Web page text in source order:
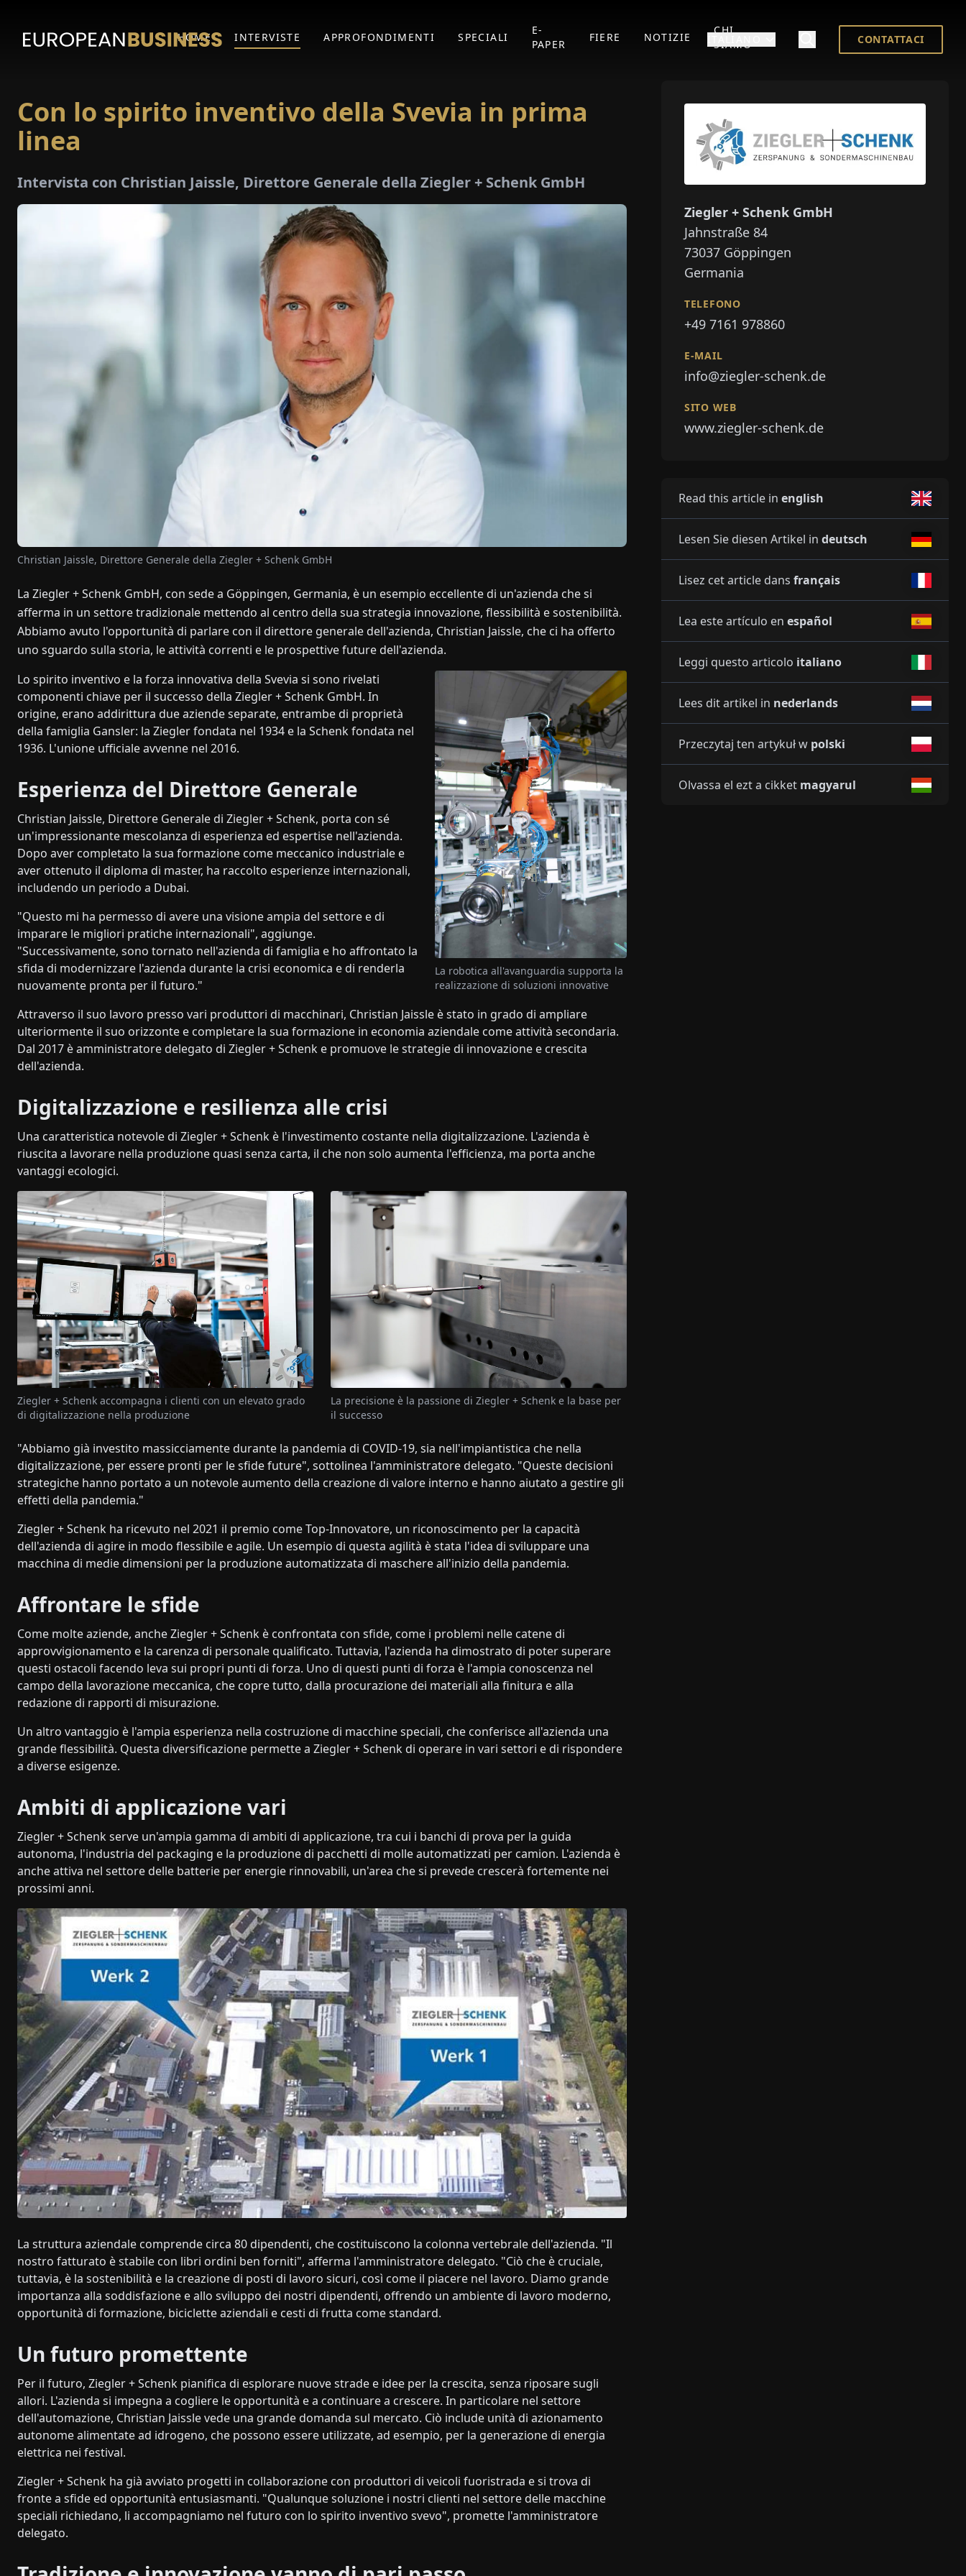
HOME INTERVISTE APPROFONDIMENTI SPECIALI
E-
PAPER
FIERE NOTIZIE
CHI
SIAMO
CONTATTACI
Con lo spirito inventivo della Svevia in prima
linea
Intervista con Christian Jaissle, Direttore Generale della Ziegler + Schenk GmbH
Christian Jaissle, Direttore Generale della Ziegler + Schenk GmbH
La Ziegler + Schenk GmbH, con sede a Göppingen, Germania, è un esempio eccellente di un'azienda che si
afferma in un settore tradizionale mettendo al centro della sua strategia innovazione, flessibilità e sostenibilità.
Abbiamo avuto l'opportunità di parlare con il direttore generale dell'azienda, Christian Jaissle, che ci ha offerto
uno sguardo sulla storia, le attività correnti e le prospettive future dell'azienda.
Lo spirito inventivo e la forza innovativa della Svevia si sono rivelati
componenti chiave per il successo della Ziegler + Schenk GmbH. In
origine, erano addirittura due aziende separate, entrambe di proprietà
della famiglia Gansler: la Ziegler fondata nel 1934 e la Schenk fondata nel
1936. L'unione ufficiale avvenne nel 2016.
Esperienza del Direttore Generale
Christian Jaissle, Direttore Generale di Ziegler + Schenk, porta con sé
un'impressionante mescolanza di esperienza ed espertise nell'azienda.
Dopo aver completato la sua formazione come meccanico industriale e
aver ottenuto il diploma di master, ha raccolto esperienze internazionali,
includendo un periodo a Dubai.
"Questo mi ha permesso di avere una visione ampia del settore e di
imparare le migliori pratiche internazionali", aggiunge.
"Successivamente, sono tornato nell'azienda di famiglia e ho affrontato la
sfida di modernizzare l'azienda durante la crisi economica e di renderla
nuovamente pronta per il futuro."
La robotica all'avanguardia supporta la
realizzazione di soluzioni innovative
Attraverso il suo lavoro presso vari produttori di macchinari, Christian Jaissle è stato in grado di ampliare
ulteriormente il suo orizzonte e completare la sua formazione in economia aziendale come attività secondaria.
Dal 2017 è amministratore delegato di Ziegler + Schenk e promuove le strategie di innovazione e crescita
dell'azienda.
Digitalizzazione e resilienza alle crisi
Una caratteristica notevole di Ziegler + Schenk è l'investimento costante nella digitalizzazione. L'azienda è
riuscita a lavorare nella produzione quasi senza carta, il che non solo aumenta l'efficienza, ma porta anche
vantaggi ecologici.
Ziegler + Schenk accompagna i clienti con un elevato grado
di digitalizzazione nella produzione
La precisione è la passione di Ziegler + Schenk e la base per
il successo
"Abbiamo già investito massicciamente durante la pandemia di COVID-19, sia nell'impiantistica che nella
digitalizzazione, per essere pronti per le sfide future", sottolinea l'amministratore delegato. "Queste decisioni
strategiche hanno portato a un notevole aumento della creazione di valore interno e hanno aiutato a gestire gli
effetti della pandemia."
Ziegler + Schenk ha ricevuto nel 2021 il premio come Top-Innovatore, un riconoscimento per la capacità
dell'azienda di agire in modo flessibile e agile. Un esempio di questa agilità è stata l'idea di sviluppare una
macchina di medie dimensioni per la produzione automatizzata di maschere all'inizio della pandemia.
Affrontare le sfide
Come molte aziende, anche Ziegler + Schenk è confrontata con sfide, come i problemi nelle catene di
approvvigionamento e la carenza di personale qualificato. Tuttavia, l'azienda ha dimostrato di poter superare
questi ostacoli facendo leva sui propri punti di forza. Uno di questi punti di forza è l'ampia conoscenza nel
campo della lavorazione meccanica, che copre tutto, dalla procurazione dei materiali alla finitura e alla
redazione di rapporti di misurazione.
Un altro vantaggio è l'ampia esperienza nella costruzione di macchine speciali, che conferisce all'azienda una
grande flessibilità. Questa diversificazione permette a Ziegler + Schenk di operare in vari settori e di rispondere
a diverse esigenze.
Ambiti di applicazione vari
Ziegler + Schenk serve un'ampia gamma di ambiti di applicazione, tra cui i banchi di prova per la guida
autonoma, l'industria del packaging e la produzione di pacchetti di molle automatizzati per camion. L'azienda è
anche attiva nel settore delle batterie per energie rinnovabili, un'area che si prevede crescerà fortemente nei
prossimi anni.
La struttura aziendale comprende circa 80 dipendenti, che costituiscono la colonna vertebrale dell'azienda. "Il
nostro fatturato è stabile con libri ordini ben forniti", afferma l'amministratore delegato. "Ciò che è cruciale,
tuttavia, è la sostenibilità e la creazione di posti di lavoro sicuri, così come il piacere nel lavoro. Diamo grande
importanza alla soddisfazione e allo sviluppo dei nostri dipendenti, offrendo un ambiente di lavoro moderno,
opportunità di formazione, biciclette aziendali e cesti di frutta come standard.
Un futuro promettente
Per il futuro, Ziegler + Schenk pianifica di esplorare nuove strade e idee per la crescita, senza riposare sugli
allori. L'azienda si impegna a cogliere le opportunità e a continuare a crescere. In particolare nel settore
dell'automazione, Christian Jaissle vede una grande domanda sul mercato. Ciò include unità di azionamento
autonome alimentate ad idrogeno, che possono essere utilizzate, ad esempio, per la generazione di energia
elettrica nei festival.
Ziegler + Schenk ha già avviato progetti in collaborazione con produttori di veicoli fuoristrada e si trova di
fronte a sfide ed opportunità entusiasmanti. "Qualunque soluzione i nostri clienti nel settore delle macchine
speciali richiedano, li accompagniamo nel futuro con lo spirito inventivo svevo", promette l'amministratore
delegato.
Ziegler + Schenk GmbH
Jahnstraße 84
73037 Göppingen
Germania
TELEFONO
+49 7161 978860
E-MAIL
info@ziegler-schenk.de
SITO WEB
www.ziegler-schenk.de
Read this article in english
Lesen Sie diesen Artikel in deutsch
Lisez cet article dans français
Lea este artículo en español
Leggi questo articolo italiano
Lees dit artikel in nederlands
Przeczytaj ten artykuł w polski
Olvassa el ezt a cikket magyarul